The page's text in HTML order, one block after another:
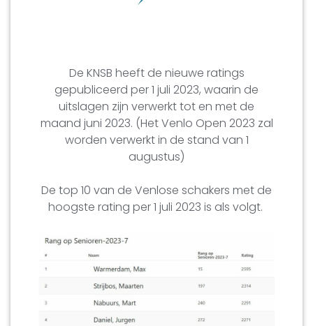
De KNSB heeft de nieuwe ratings
gepubliceerd per 1 juli 2023, waarin de
uitslagen zijn verwerkt tot en met de
maand juni 2023. (Het Venlo Open 2023 zal
worden verwerkt in de stand van 1
augustus)
De top 10 van de Venlose schakers met de
hoogste rating per 1 juli 2023 is als volgt.